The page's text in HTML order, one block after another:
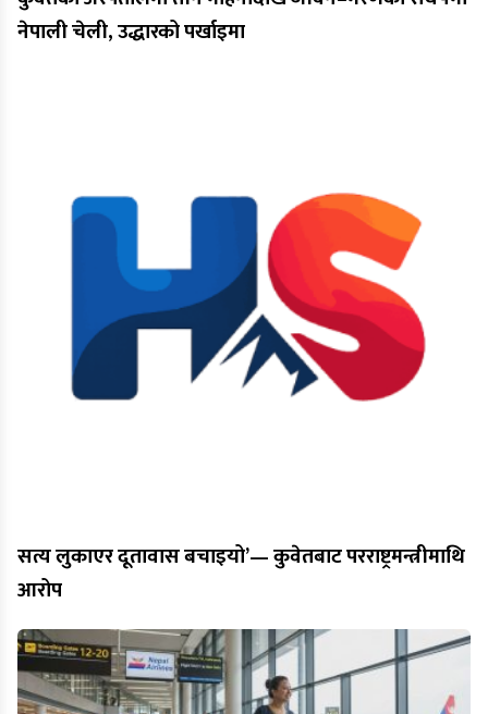
नेपाली चेली, उद्धारको पर्खाइमा
सत्य लुकाएर दूतावास बचाइयो’— कुवेतबाट परराष्ट्रमन्त्रीमाथि
आरोप